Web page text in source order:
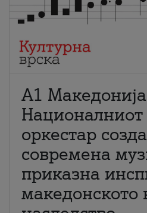
А1
Националниот
оркестар
современа
приказна
македонското